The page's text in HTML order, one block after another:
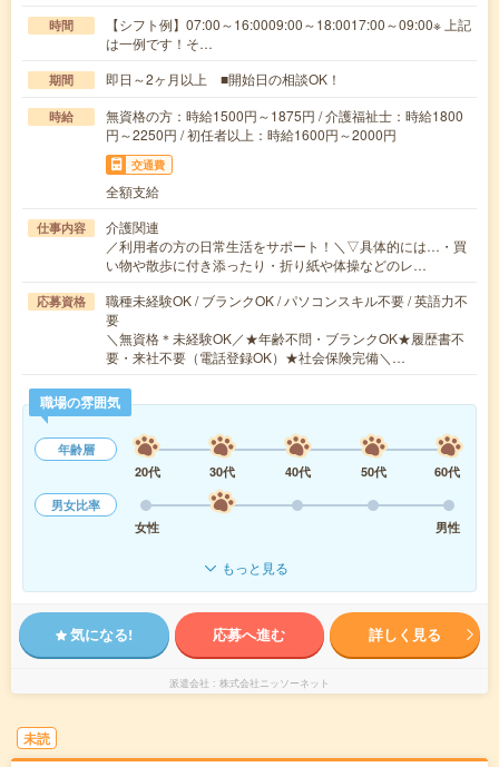
時間
【シフト例】07:00～16:0009:00～18:0017:00～09:00※ 上記
は一例です！そ…
期間 即日～2ヶ月以上 ■開始日の相談OK！
時給
無資格の方：時給1500円～1875円 / 介護福祉士：時給1800
円～2250円 / 初任者以上：時給1600円～2000円
交通費
全額支給
仕事内容
介護関連
／利用者の方の日常生活をサポート！＼▽具体的には…・買
い物や散歩に付き添ったり・折り紙や体操などのレ…
応募資格
職種未経験OK / ブランクOK / パソコンスキル不要 / 英語力不
要
＼無資格＊未経験OK／★年齢不問・ブランクOK★履歴書不
要・来社不要（電話登録OK）★社会保険完備＼…
職場の雰囲気
年齢層
20代
30代 40代 50代
60代
男女比率
女性
男性
もっと見る
気になる! 応募へ進む 詳しく見る
派遣会社 株式会社ニッソーネット
未読